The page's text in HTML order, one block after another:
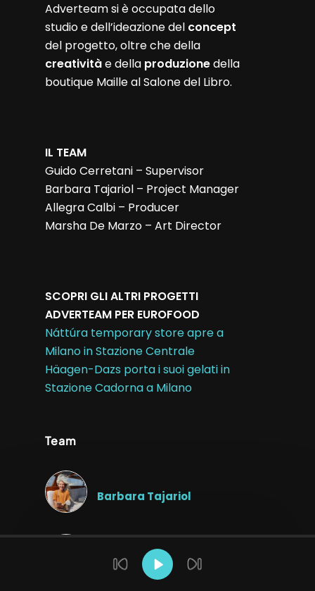
Adverteam si è occupata dello
studio e dell’ideazione del concept
del progetto, oltre che della
creativitàe della produzionedella
boutique Maille al Salone del Libro.
IL TEAM
Guido Cerretani – Supervisor
Barbara Tajariol – Project Manager
Allegra Calbi – Producer
Marsha De Marzo – Art Director
SCOPRI GLI ALTRI PROGETTI
ADVERTEAM PER EUROFOOD
Náttúra temporary store apre a
Milano in Stazione Centrale
Häagen-Dazs porta i suoi gelati in
Stazione Cadorna a Milano
Team
Barbara Tajariol
Allegra Calbi